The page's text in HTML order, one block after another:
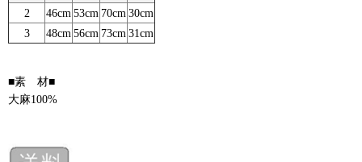
2
46cm 53cm 70cm 30cm
3
48cm 56cm 73cm 31cm
■素 材■
大麻100%